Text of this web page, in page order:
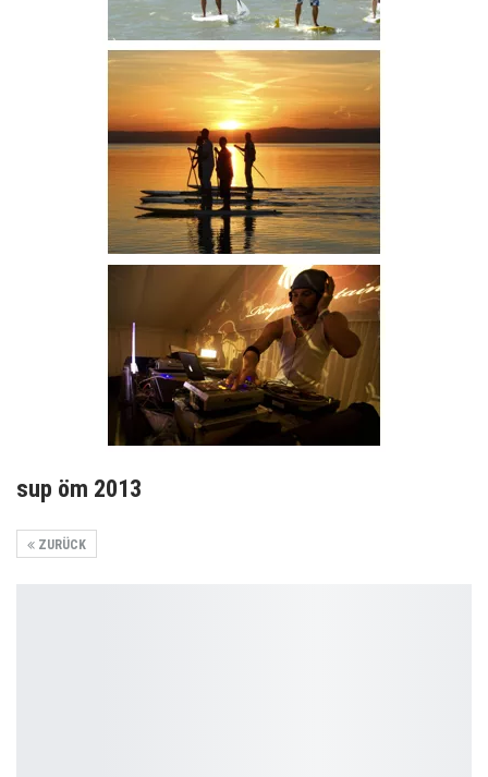
sup öm 2013
ZURÜCK